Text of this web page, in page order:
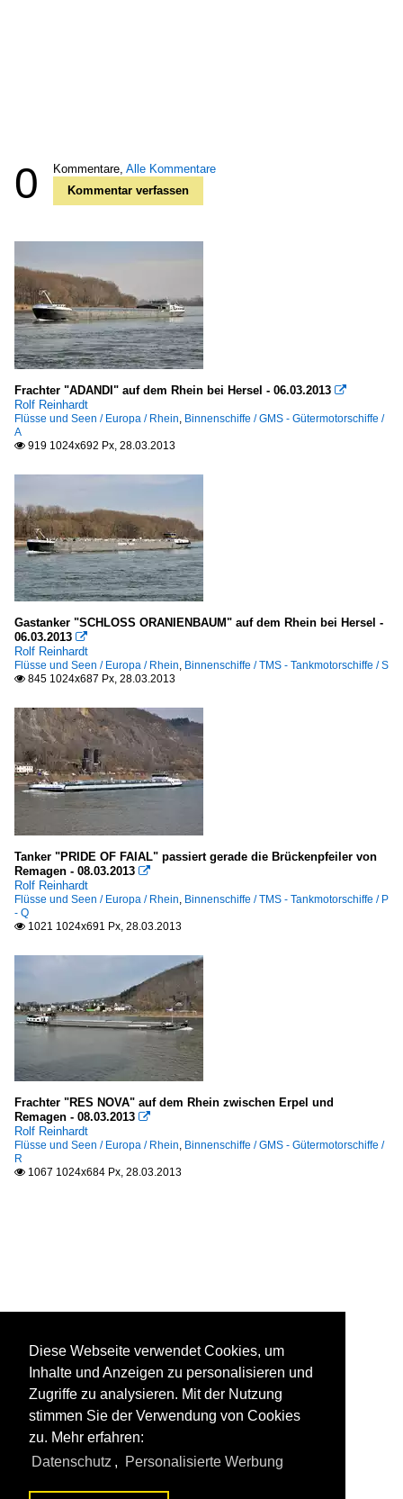
0 Kommentare, Alle Kommentare
Kommentar verfassen
Frachter "ADANDI" auf dem Rhein bei Hersel - 06.03.2013 
Rolf Reinhardt
Flüsse und Seen / Europa / Rhein, Binnenschiffe / GMS - Gütermotorschiffe /
A
 919 1024x692 Px, 28.03.2013
Gastanker "SCHLOSS ORANIENBAUM" auf dem Rhein bei Hersel -
06.03.2013 
Rolf Reinhardt
Flüsse und Seen / Europa / Rhein, Binnenschiffe / TMS - Tankmotorschiffe / S
 845 1024x687 Px, 28.03.2013
Tanker "PRIDE OF FAIAL" passiert gerade die Brückenpfeiler von
Remagen - 08.03.2013 
Rolf Reinhardt
Flüsse und Seen / Europa / Rhein, Binnenschiffe / TMS - Tankmotorschiffe / P
- Q
 1021 1024x691 Px, 28.03.2013
Frachter "RES NOVA" auf dem Rhein zwischen Erpel und
Remagen - 08.03.2013 
Rolf Reinhardt
Flüsse und Seen / Europa / Rhein, Binnenschiffe / GMS - Gütermotorschiffe /
R
 1067 1024x684 Px, 28.03.2013
Diese Webseite verwendet Cookies, um
Inhalte und Anzeigen zu personalisieren und
Zugriffe zu analysieren. Mit der Nutzung
stimmen Sie der Verwendung von Cookies
zu. Mehr erfahren:
Datenschutz , Personalisierte Werbung